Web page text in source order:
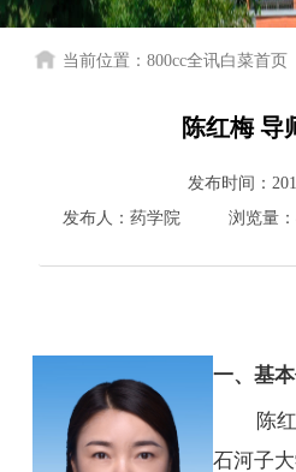
800cc全讯白菜首页
本科教学
平台建设
学生园地
当前位置：800cc全讯白菜首页
陈红梅 导
发布时间：
发布人：药学院 浏览量：
一、基
陈
石河子